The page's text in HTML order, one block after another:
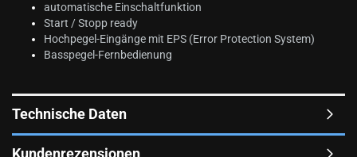
automatische Einschaltfunktion
Start / Stopp ready
Hochpegel-Eingänge mit EPS (Error Protection System)
Basspegel-Fernbedienung
Technische Daten
Kundenrezensionen